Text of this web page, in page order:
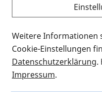
suchen und dieses
können? Schauen Sie
Thema Infomaterial
für blinde und
Auf dieser Seite finden
Weitere Informationen
Cookie-Einstellungen
Datenschutzerklärung.
Impressum.